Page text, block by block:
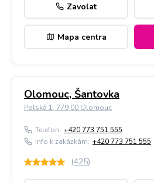
Zavolat
Mapa centra
Olomouc, Šantovka
Polská 1, 779 00 Olomouc
Telefon: +420 773 751 555
Info k zakázkám: +420 773 751 555
(425)